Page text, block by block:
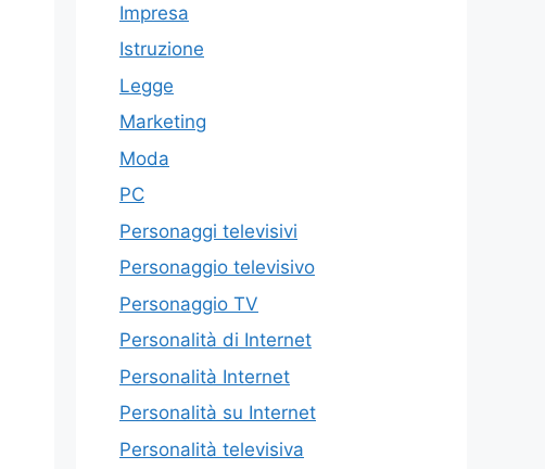
Impresa
Istruzione
Legge
Marketing
Moda
PC
Personaggi televisivi
Personaggio televisivo
Personaggio TV
Personalità di Internet
Personalità Internet
Personalità su Internet
Personalità televisiva